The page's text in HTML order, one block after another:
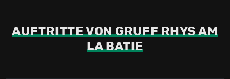
AUFTRITTE VON GRUFF RHYS AM
LA BATIE